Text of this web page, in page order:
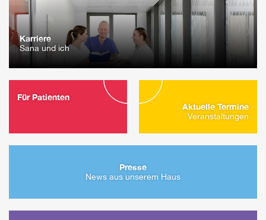
Karriere
Sana und ich
Für Patienten
Aktuelle Termine
Veranstaltungen
Presse
News aus unserem Haus